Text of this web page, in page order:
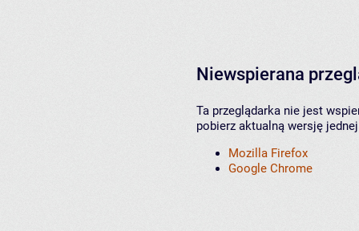
Niewspierana
Ta przeglądarka nie jest
pobierz aktualną wersję
Mozilla Firefox
Google Chrome